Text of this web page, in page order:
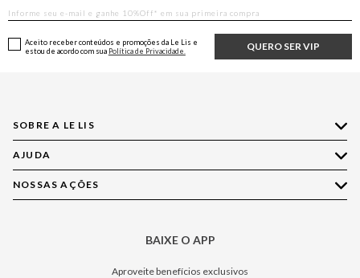
QUERO SER VIP
Aceito receber conteúdos e promoções da Le Lis e
estou de acordo com sua Política de Privacidade.
SOBRE A LE LIS
Quem Somos
Nossas Lojas
Política de Privacidade
AJUDA
Compre pelo WhatsApp
Central de Relacionamento
NOSSAS AÇÕES
BAIXE O APP
Aproveite benefícios exclusivos